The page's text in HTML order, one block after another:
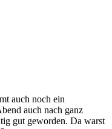
auch noch ein
auch nach ganz
gut geworden. Da warst